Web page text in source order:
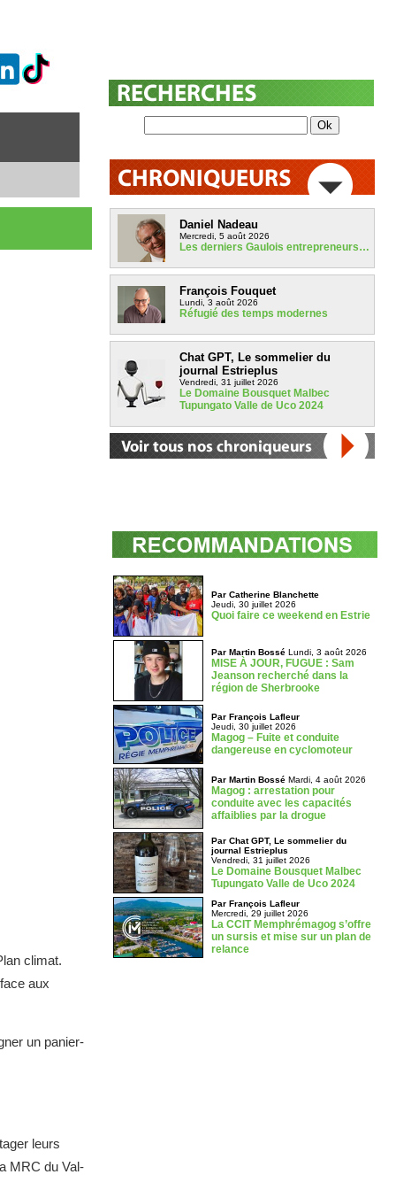
climat.
aux
un panier-
leurs
MRC du Val-
Daniel Nadeau
Mercredi, 5 août 2026
Les derniers Gaulois entrepreneurs…
François Fouquet
Lundi, 3 août 2026
Réfugié des temps modernes
Chat GPT, Le sommelier du
journal Estrieplus
Vendredi, 31 juillet 2026
Le Domaine Bousquet Malbec
Tupungato Valle de Uco 2024
Par Catherine Blanchette
Jeudi, 30 juillet 2026
Quoi faire ce weekend en Estrie
Par Martin Bossé Lundi, 3 août 2026
MISE À JOUR, FUGUE : Sam
Jeanson recherché dans la
région de Sherbrooke
Par François Lafleur
Jeudi, 30 juillet 2026
Magog – Fuite et conduite
dangereuse en cyclomoteur
Par Martin Bossé Mardi, 4 août 2026
Magog : arrestation pour
conduite avec les capacités
affaiblies par la drogue
Par Chat GPT, Le sommelier du
journal Estrieplus
Vendredi, 31 juillet 2026
Le Domaine Bousquet Malbec
Tupungato Valle de Uco 2024
Par François Lafleur
Mercredi, 29 juillet 2026
La CCIT Memphrémagog s’offre
un sursis et mise sur un plan de
relance